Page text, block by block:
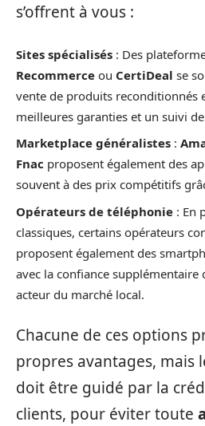
s’offrent à vous :
Sites spécialisés : Des
Recommerce ou CertiDeal se
vente de produits reconditionnés
meilleures garanties et un suivi
Marketplace généralistes :
Fnac proposent également des
souvent à des prix compétitifs
Opérateurs de téléphonie : En
classiques, certains opérateurs
proposent également des
avec la confiance supplémentaire
acteur du marché local.
Chacune de ces options
propres avantages, mais
doit être guidé par la
clients, pour éviter toute